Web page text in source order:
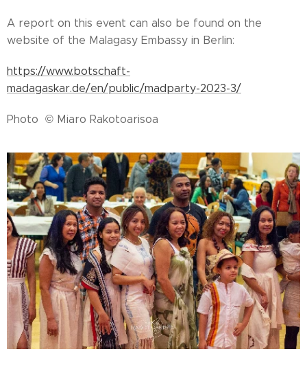
A report on this event can also be found on the
website of the Malagasy Embassy in Berlin:
https://www.botschaft-
madagaskar.de/en/public/madparty-2023-3/
Photo © Miaro Rakotoarisoa